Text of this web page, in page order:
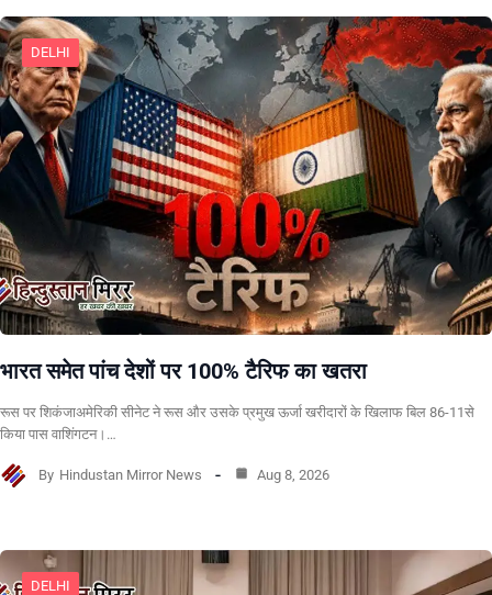
DELHI
भारत समेत पांच देशों पर 100% टैरिफ का खतरा
रूस पर शिकंजाअमेरिकी सीनेट ने रूस और उसके प्रमुख ऊर्जा खरीदारों के खिलाफ बिल 86-11से
किया पास वाशिंगटन।…
By Hindustan Mirror News Aug 8, 2026
DELHI